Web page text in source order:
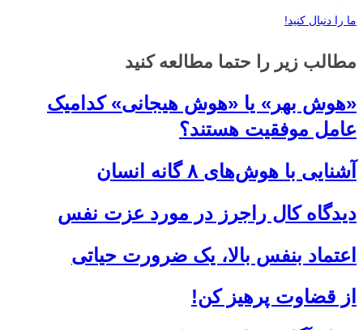
ما را دنبال کنید!
مطالب زیر را حتما مطالعه کنید
«هوش بهر» یا «هوش هیجانی» کدامیک
عامل موفقیت هستند؟
آشنایی با هوش‌های ۸ گانه انسان
دیدگاه کال راجرز در مورد عزت نفس
اعتماد بنفس بالا، یک ضرورت حیاتی
از قضاوت پرهیز كن!